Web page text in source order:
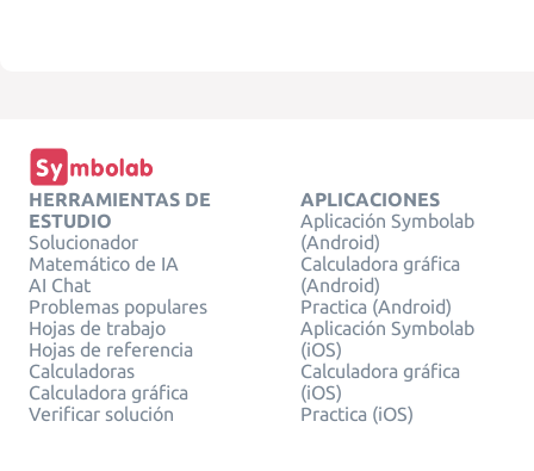
HERRAMIENTAS DE
ESTUDIO
Solucionador
Matemático de IA
AI Chat
Problemas populares
Hojas de trabajo
Hojas de referencia
Calculadoras
Calculadora gráfica
Verificar solución
APLICACIONES
Aplicación Symbolab
(Android)
Calculadora gráfica
(Android)
Practica (Android)
Aplicación Symbolab
(iOS)
Calculadora gráfica
(iOS)
Practica (iOS)